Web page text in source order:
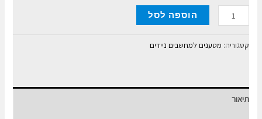
כמות
של
מטען
נייד
הוספה לסל
קטגוריה: מטענים למחשבים ניידים
תיאור